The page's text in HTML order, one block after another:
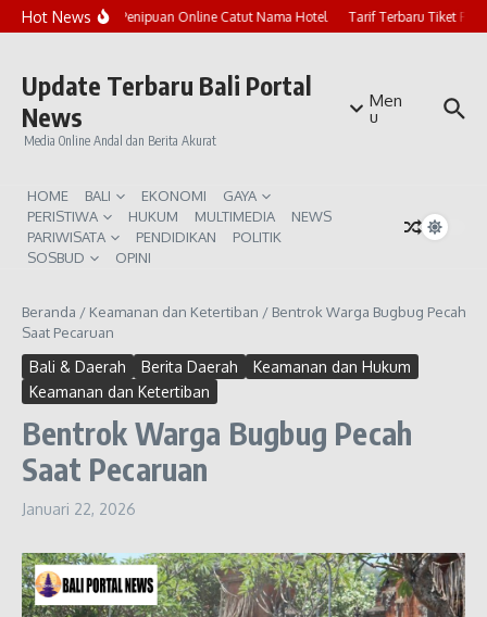
Lewati ke konten
Hot NewsMarak Penipuan Online Catut Nama Hotel Tarif Terbaru Tiket
Update Terbaru Bali Portal
News
Media Online Andal dan Berita Akurat
Men
u
HOME BALI EKONOMI
GAYA
PERISTIWA
HUKUM MULTIMEDIA
NEWS
PARIWISATA
PENDIDIKAN
POLITIK
SOSBUD
OPINI
Beranda / Keamanan dan Ketertiban / Bentrok Warga Bugbug Pecah
Saat Pecaruan
Bali & Daerah Berita Daerah
Keamanan dan Hukum
Keamanan dan Ketertiban
Bentrok Warga Bugbug Pecah
Saat Pecaruan
Januari 22, 2026